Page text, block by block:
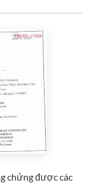
chứng được các